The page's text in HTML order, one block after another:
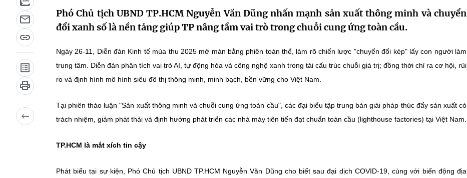
Phó Chủ tịch UBND TP.HCM Nguyễn Văn Dũng nhấn mạnh sản xuất thông minh và chuyển
đổi xanh số là nền tảng giúp TP nâng tầm vai trò trong chuỗi cung ứng toàn cầu.
Ngày 26-11, Diễn đàn Kinh tế mùa thu 2025 mở màn bằng phiên toàn thể, làm rõ chiến lược "chuyển đổi kép" lấy con người làm
trung tâm. Diễn đàn phân tích vai trò AI, tự động hóa và công nghệ xanh trong tái cấu trúc chuỗi giá trị; đồng thời chỉ ra cơ hội, rủi
ro và định hình mô hình siêu đô thị thông minh, minh bạch, bền vững cho Việt Nam.
Tại phiên thảo luận "Sản xuất thông minh và chuỗi cung ứng toàn cầu", các đại biểu tập trung bàn giải pháp thúc đẩy sản xuất có
trách nhiệm, giảm phát thải và định hướng phát triển các nhà máy tiên tiến đạt chuẩn toàn cầu (lighthouse factories) tại Việt Nam.
TP.HCM là mắt xích tin cậy
Phát biểu tại sự kiện, Phó Chủ tịch UBND TP.HCM Nguyễn Văn Dũng cho biết sau đại dịch COVID-19, cùng với biến động địa